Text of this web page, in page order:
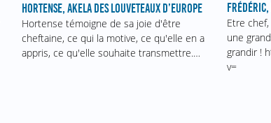
HORTENSE, AKELA DES LOUVETEAUX D’EUROPE
Hortense témoigne de sa joie d'être
cheftaine, ce qui la motive, ce qu'elle en a
appris, ce qu'elle souhaite transmettre.…
Etre
une
grandir !
v=